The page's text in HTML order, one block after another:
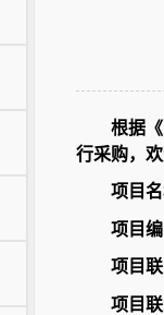
根据
行采购，
项目
项目
项目联
项目